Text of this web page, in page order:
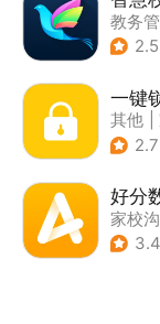
教务
2.5
一键
其他
2.7
好分
家校
3.4